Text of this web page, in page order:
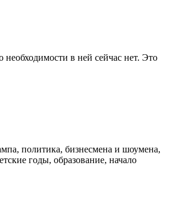
в ней сейчас нет. Это
политика, бизнесмена и шоумена,
годы, образование, начало